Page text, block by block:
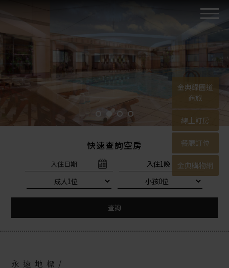
金典綠園道
商旅
線上訂房
餐廳訂位
金典購物網
快速查詢空房
入住日期
查詢
永遠地標/